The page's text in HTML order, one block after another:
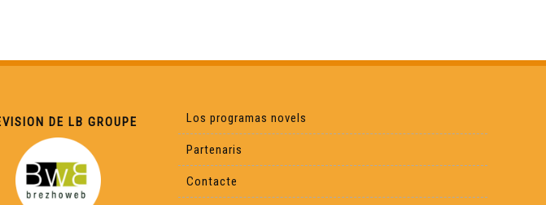
Espòrts d'Aqui - Equitacion
Espòrts d'Aqui - Equitacion (VOSTFR)
DE LB GROUPE Los programas novels
Partenaris
Contacte